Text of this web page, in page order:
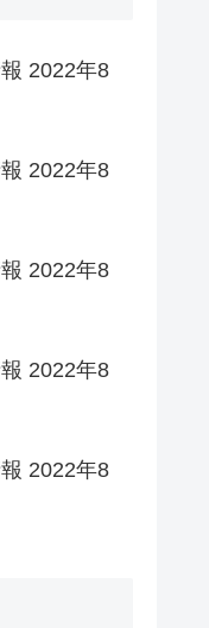
2022年8
2022年8
2022年8
2022年8
2022年8